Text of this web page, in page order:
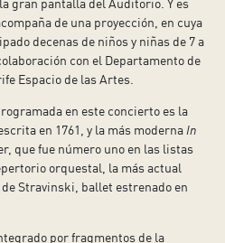
gran pantalla del Auditorio. Y es
de una proyección, en cuya
decenas de niños y niñas de 7 a
con el Departamento de
Espacio de las Artes.
en este concierto es la
en 1761, y la más moderna In
que fue número uno en las listas
orquestal, la más actual
de Stravinski, ballet estrenado en
por fragmentos de la